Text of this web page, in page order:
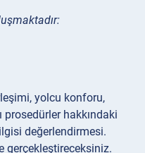
yolcu konforu,
hakkındaki
değerlendirmesi.
gerçekleştireceksiniz.